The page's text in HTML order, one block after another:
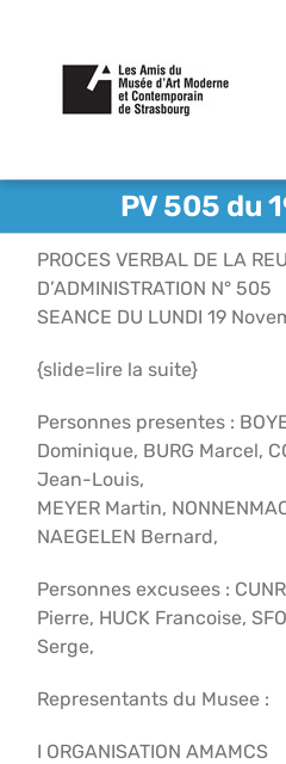
contenu
L’association
Agenda
Actualités
Editions
Le MAMCS
Contact
PV 505 du
PROCES VERBAL DE LA
D’ADMINISTRATION N° 505
SEANCE DU LUNDI 19
{slide=lire la suite}
Personnes presentes :
Dominique, BURG Marcel,
Jean-Louis,
MEYER Martin,
NAEGELEN Bernard,
Personnes excusees :
Pierre, HUCK Francoise,
Serge,
Representants du Musee :
I ORGANISATION AMAMCS